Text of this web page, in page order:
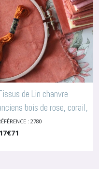
de Lin chanvre
bois de rose, corail,
2780/3340
-Lins Anciens Teints
: 2780
17€71